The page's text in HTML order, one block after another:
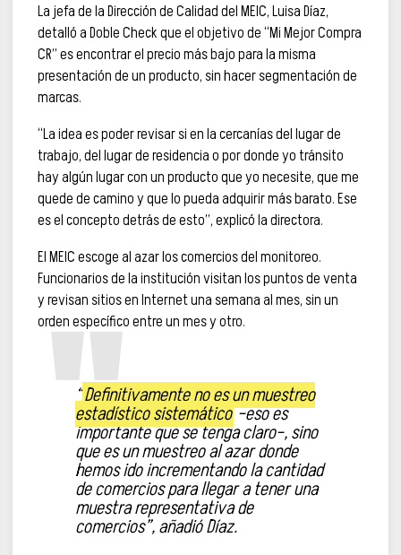
La jefa de la Dirección de Calidad del MEIC, Luisa Díaz,
detalló a Doble Check que el objetivo de “Mi Mejor Compra
CR” es encontrar el precio más bajo para la misma
presentación de un producto, sin hacer segmentación de
marcas.
“La idea es poder revisar si en la cercanías del lugar de
trabajo, del lugar de residencia o por donde yo tránsito
hay algún lugar con un producto que yo necesite, que me
quede de camino y que lo pueda adquirir más barato. Ese
es el concepto detrás de esto”, explicó la directora.
El MEIC escoge al azar los comercios del monitoreo.
Funcionarios de la institución visitan los puntos de venta
y revisan sitios en Internet una semana al mes, sin un
orden específico entre un mes y otro.
“Definitivamente no es un muestreo
estadístico sistemático–eso es
importante que se tenga claro–, sino
que es un muestreo al azar donde
hemos ido incrementando la cantidad
de comercios para llegar a tener una
muestra representativa de
comercios”, añadió Díaz.